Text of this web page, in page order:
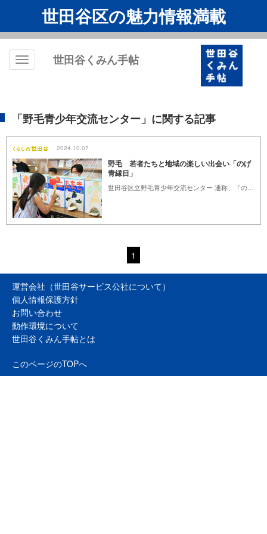
世田谷区の魅力情報満載
Toggle
世田谷くみん手帖
「野毛青少年交流センター」に関する記事
2024.10.07
野毛 若者たちと地域の楽しい出会い「のげ
青縁日」
1
運営会社（世田谷サービス公社について）
個人情報保護方針
お問い合わせ
動作環境について
世田谷くみん手帖とは
このページのTOPへ